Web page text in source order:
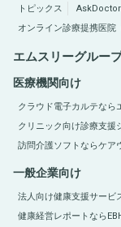
トピックス
オンライン診療提携医院
エムスリーグルー
医療機関向け
クラウド電子カルテなら
クリニック向け診療支援
訪問介護ソフトならケア
一般企業向け
法人向け健康支援サービ
健康経営レポートなら